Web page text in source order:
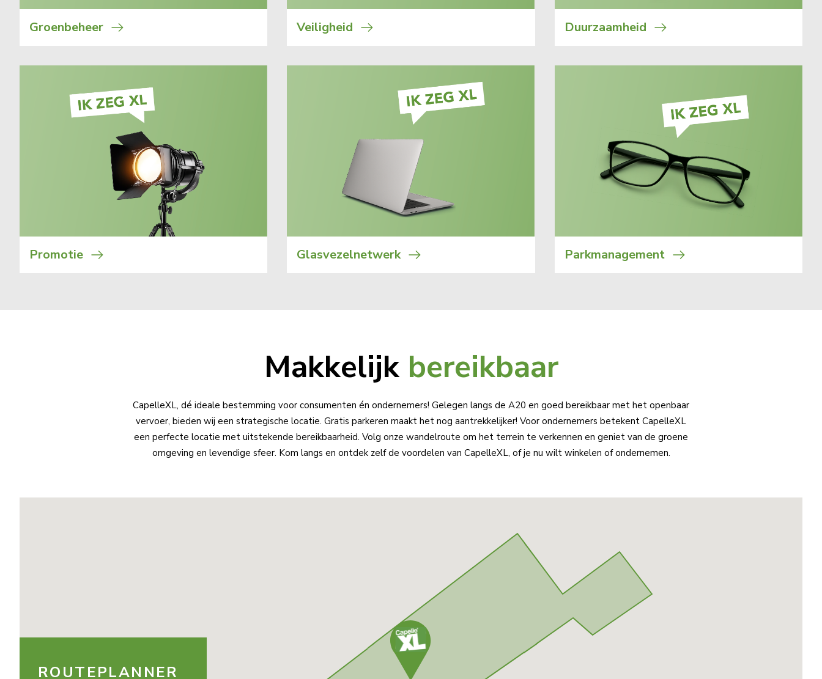
Groenbeheer Veiligheid Duurzaamheid
Promotie Glasvezelnetwerk Parkmanagement
Makkelijk bereikbaar
CapelleXL, dé ideale bestemming voor consumenten én ondernemers! Gelegen langs de A20 en goed bereikbaar met het openbaar
vervoer, bieden wij een strategische locatie. Gratis parkeren maakt het nog aantrekkelijker! Voor ondernemers betekent CapelleXL
een perfecte locatie met uitstekende bereikbaarheid. Volg onze wandelroute om het terrein te verkennen en geniet van de groene
omgeving en levendige sfeer. Kom langs en ontdek zelf de voordelen van CapelleXL, of je nu wilt winkelen of ondernemen.
ROUTEPLANNER